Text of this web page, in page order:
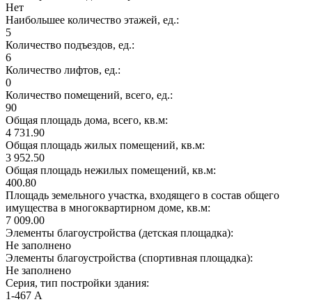
Нет
Наибольшее количество этажей, ед.:
5
Количество подъездов, ед.:
6
Количество лифтов, ед.:
0
Количество помещений, всего, ед.:
90
Общая площадь дома, всего, кв.м:
4 731.90
Общая площадь жилых помещений, кв.м:
3 952.50
Общая площадь нежилых помещений, кв.м:
400.80
Площадь земельного участка, входящего в состав общего
имущества в многоквартирном доме, кв.м:
7 009.00
Элементы благоустройства (детская площадка):
Не заполнено
Элементы благоустройства (спортивная площадка):
Не заполнено
Серия, тип постройки здания:
1-467 А